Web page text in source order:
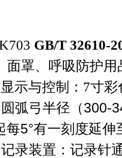
GB/T 32610-
面罩、呼吸防护
示与控制：7寸
弧弓半径（300-
每5°有一刻度延
录装置：记录针